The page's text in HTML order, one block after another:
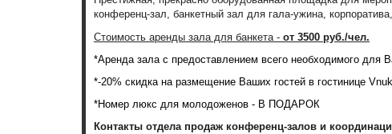
конференц-зал, банкетный зал для гала-ужина,
Стоимость аренды зала для банкета - от 3500 руб./чел.
*Аренда зала с предоставлением всего необходимого для
*-20% скидка на размещение Ваших гостей в гостинице
*Номер люкс для молодоженов - В ПОДАРОК
Контакты отдела продаж конференц-залов и